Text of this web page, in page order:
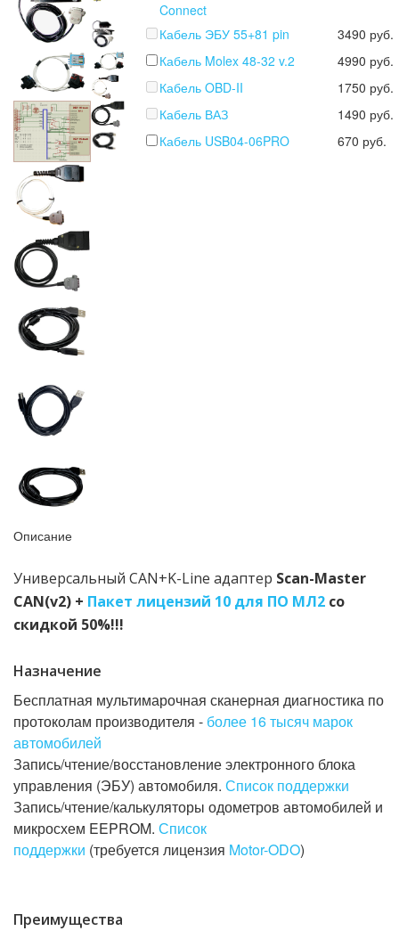
Connect
Кабель ЭБУ 55+81 pin
3490 руб.
Кабель Molex 48-32 v.2
4990 руб.
Кабель OBD-II
1750 руб.
Кабель ВАЗ
1490 руб.
Кабель USB04-06PRO
670 руб.
Описание
Универсальный CAN+K-Line адаптер Scan-Master
CAN(v2) + Пакет лицензий 10 для ПО МЛ2 со
скидкой 50%!!!
Назначение
Бесплатная мультимарочная сканерная диагностика по
протоколам производителя - более 16 тысяч марок
автомобилей
Запись/чтение/восстановление электронного блока
управления (ЭБУ) автомобиля. Список поддержки
Запись/чтение/калькуляторы одометров автомобилей и
микросхем EEPROM. Список
поддержки (требуется лицензия Motor-ODO)
Преимущества